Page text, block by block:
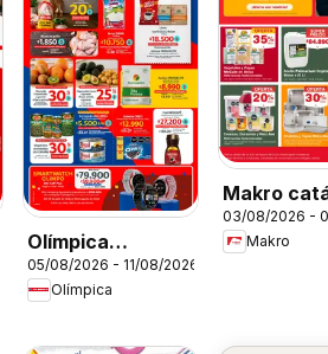
Olímpica
catálogo
Aniversario
05/08/2026 - 11/08/2026
Olímpica
Makro
03/08/2026 -
Makro